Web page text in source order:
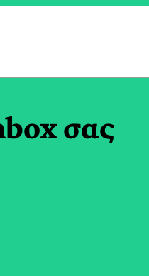
Ιστορίες»
σας